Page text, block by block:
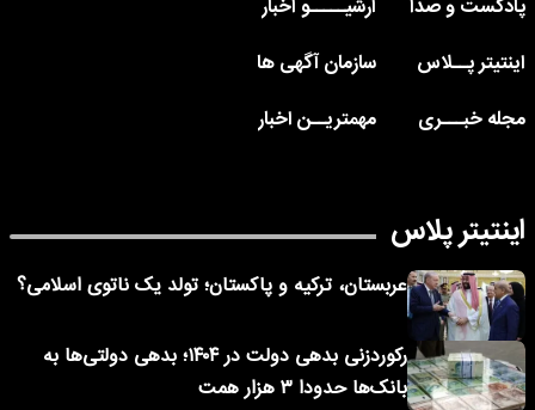
پادکست و صدا
آرشیـــــو اخبار
اینتیتر پــلاس
سازمان آگهی ها
مجله خبـــری
مهمتریــن اخبار
اینتیتر پلاس
عربستان، ترکیه و پاکستان؛ تولد یک ناتوی اسلامی؟
رکوردزنی بدهی دولت در ۱۴۰۴؛ بدهی دولتی‌ها به
بانک‌ها حدودا ۳ هزار همت